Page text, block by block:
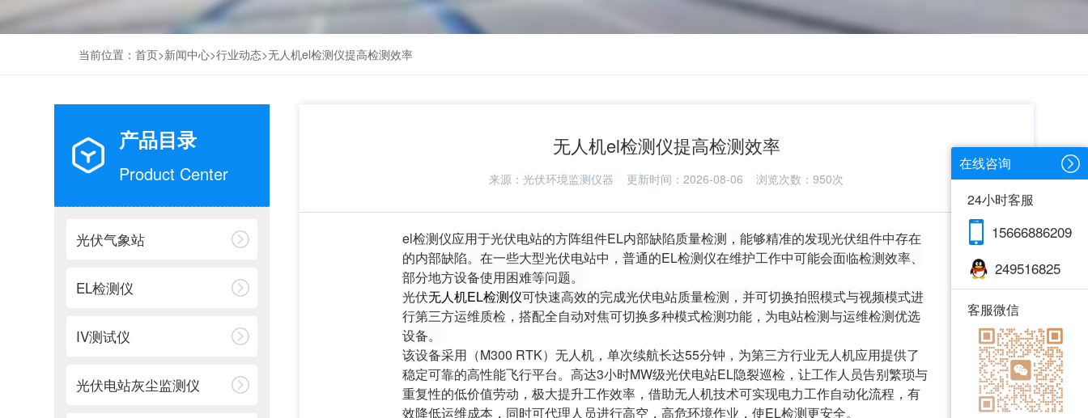
当前位置：首页>新闻中心>行业动态>无人机el检测仪提高检测效率
产品目录
Product Center
光伏气象站
EL检测仪
IV测试仪
光伏电站灰尘监测仪
无人机el检测仪提高检测效率
来源：光伏环境监测仪器 更新时间：2026-08-06 浏览次数：950次
el检测仪应⽤于光伏电站的⽅阵组件EL内部缺陷质量检测，能够精准的发现光伏组件中存在
的内部缺陷。在一些大型光伏电站中，普通的EL检测仪在维护工作中可能会面临检测效率、
部分地方设备使用困难等问题。
光伏⽆⼈机EL检测仪可快速⾼效的完成光伏电站质量检测，并可切换拍照模式与视频模式进
⾏第三⽅运维质检，搭配全⾃动对焦可切换多种模式检测功能，为电站检测与运维检测优选
设备。
该设备采⽤（M300 RTK）⽆⼈机，单次续航长达55分钟，为第三⽅⾏业⽆⼈机应⽤提供了
稳定可靠的⾼性能飞⾏平台。⾼达3⼩时MW级光伏电站EL隐裂巡检，让⼯作⼈员告别繁琐与
重复性的低价值劳动，极⼤提升⼯作效率，借助⽆⼈机技术可实现电⼒⼯作⾃动化流程，有
效降低运维成本，同时可代理⼈员进⾏⾼空，⾼危环境作业，使EL检测更安全。
在线咨询
24小时客服
15666886209
249516825
客服微信